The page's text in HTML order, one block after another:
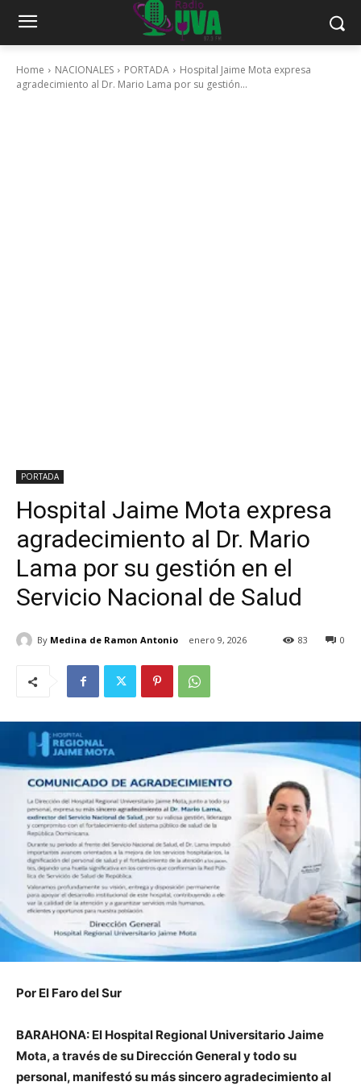
Home NACIONALES PORTADA
Hospital Jaime Mota expresa
agradecimiento al Dr. Mario Lama por su gestión...
PORTADA
Hospital Jaime Mota expresa
agradecimiento al Dr. Mario
Lama por su gestión en el
Servicio Nacional de Salud
By Medina de Ramon Antonio enero 9, 2026 0
83
Por El Faro del Sur
BARAHONA: El Hospital Regional Universitario Jaime
Mota, a través de su Dirección General y todo su
personal, manifestó su más sincero agradecimiento al